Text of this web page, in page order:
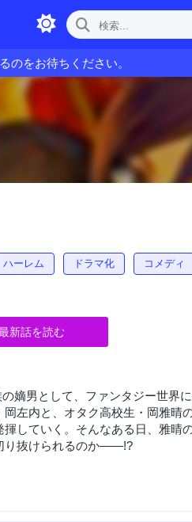
のをお待ちください。
ハーレム ドラマ化 コメディ
新話を読む
嫡男として、ファンタジー世界
左内と、オタク高校生・岡雅晴
していく。そんなある日、雅晴
り抜けられるのか――!?